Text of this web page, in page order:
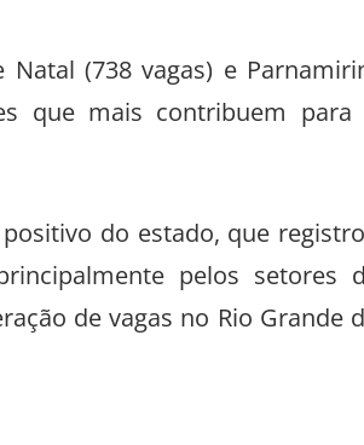
(738 vagas) e
que mais contribuem para
do estado, que
pelos setores
de vagas no Rio Grande